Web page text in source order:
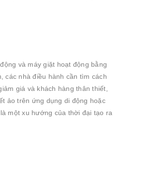
và máy giặt hoạt động bằng
các nhà điều hành cần tìm cách
giá và khách hàng thân thiết,
ảo trên ứng dụng di động hoặc
một xu hướng của thời đại tạo ra